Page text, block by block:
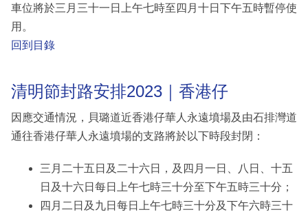
車位將於三月三十一日上午七時至四月十日下午五時暫停使
用。
回到目錄
清明節封路安排2023｜香港仔
因應交通情況，貝璐道近香港仔華人永遠墳場及由石排灣道
通往香港仔華人永遠墳場的支路將於以下時段封閉：
三月二十五日及二十六日，及四月一日、八日、十五
日及十六日每日上午七時三十分至下午五時三十分；
四月二日及九日每日上午七時三十分及下午六時三十